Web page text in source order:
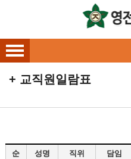
교직원일람표
순 성명 직위 담임